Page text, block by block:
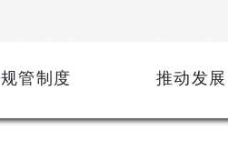
规管制度 推动发展